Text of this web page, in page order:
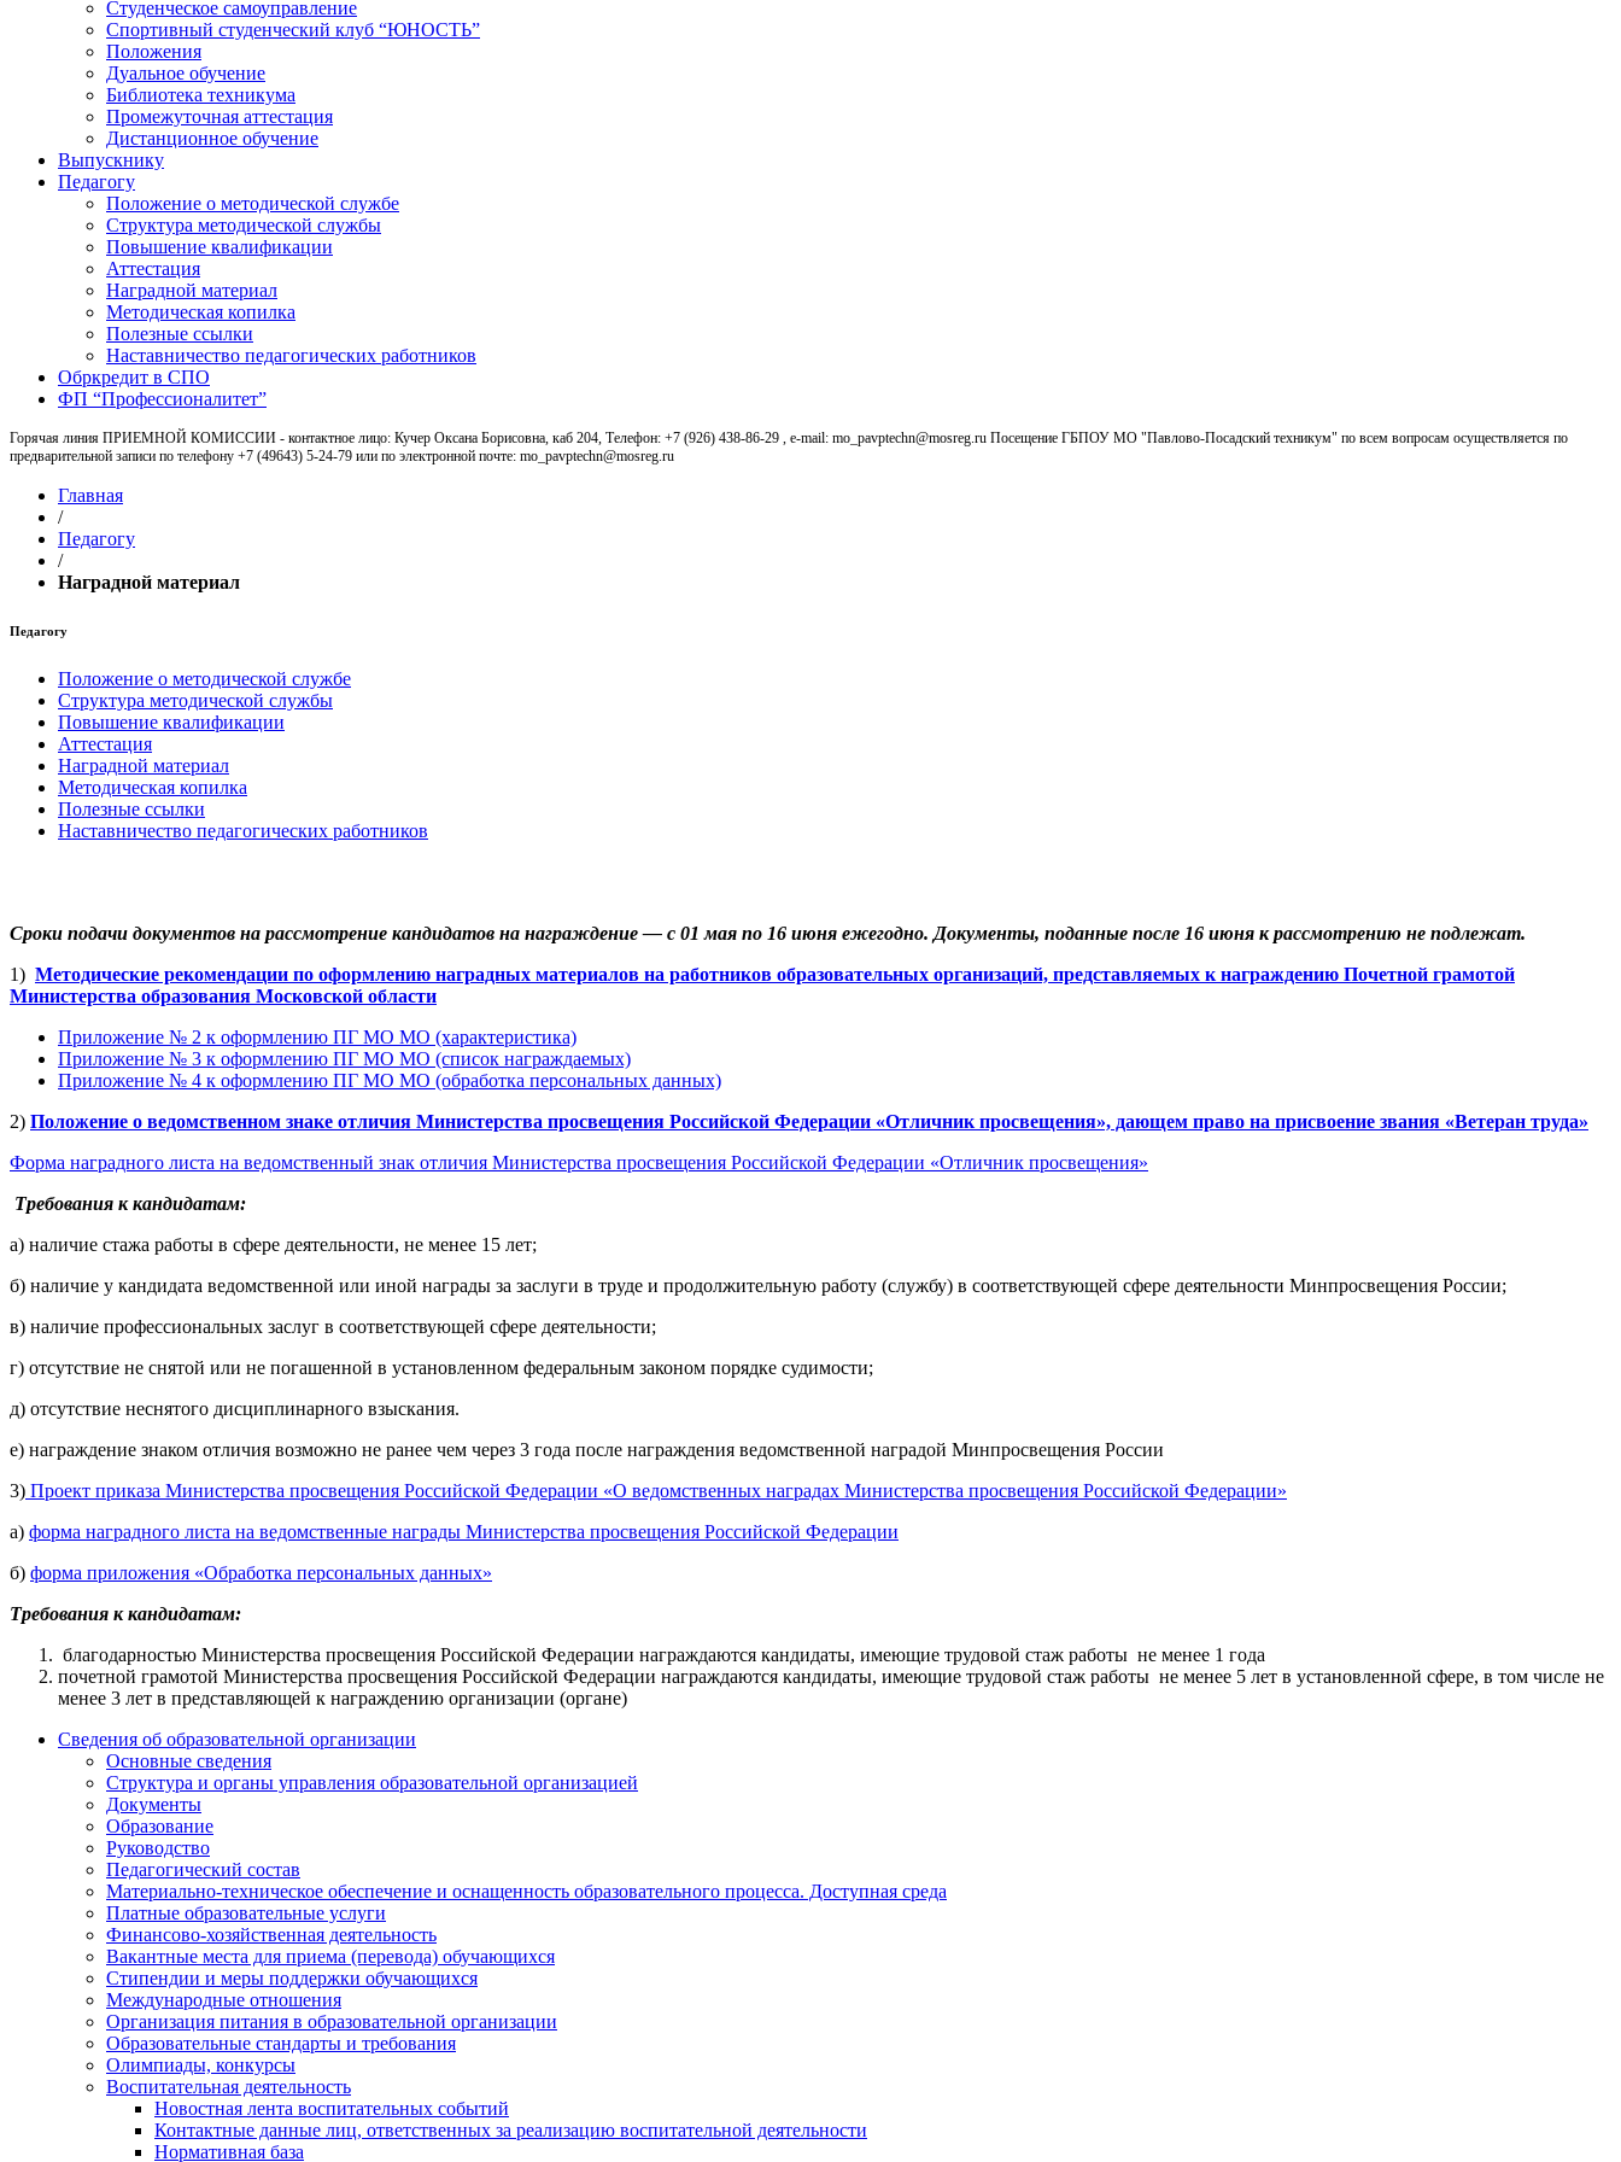
Студенческое самоуправление
Спортивный студенческий клуб “ЮНОСТЬ”
Положения
Дуальное обучение
Библиотека техникума
Промежуточная аттестация
Дистанционное обучение
Выпускнику
Педагогу
Положение о методической службе
Структура методической службы
Повышение квалификации
Аттестация
Наградной материал
Методическая копилка
Полезные ссылки
Наставничество педагогических работников
Обркредит в СПО
ФП “Профессионалитет”
Горячая линия ПРИЕМНОЙ КОМИССИИ - контактное лицо: Кучер Оксана Борисовна, каб 204, Телефон: +7 (926) 438-86-29 , e-mail: mo_pavptechn@mosreg.ru Посещение ГБПОУ МО "Павлово-Посадский техникум" по всем вопросам осуществляется по
предварительной записи по телефону +7 (49643) 5-24-79 или по электронной почте: mo_pavptechn@mosreg.ru
Главная
/
Педагогу
/
Наградной материал
Педагогу
Положение о методической службе
Структура методической службы
Повышение квалификации
Аттестация
Наградной материал
Методическая копилка
Полезные ссылки
Наставничество педагогических работников
Сроки подачи документов на рассмотрение кандидатов на награждение — с 01 мая по 16 июня ежегодно. Документы, поданные после 16 июня к рассмотрению не подлежат.
1) Методические рекомендации по оформлению наградных материалов на работников образовательных организаций, представляемых к награждению Почетной грамотой
Министерства образования Московской области
Приложение № 2 к оформлению ПГ МО МО (характеристика)
Приложение № 3 к оформлению ПГ МО МО (список награждаемых)
Приложение № 4 к оформлению ПГ МО МО (обработка персональных данных)
2) Положение о ведомственном знаке отличия Министерства просвещения Российской Федерации «Отличник просвещения», дающем право на присвоение звания «Ветеран труда»
Форма наградного листа на ведомственный знак отличия Министерства просвещения Российской Федерации «Отличник просвещения»
Требования к кандидатам:
а) наличие стажа работы в сфере деятельности, не менее 15 лет;
б) наличие у кандидата ведомственной или иной награды за заслуги в труде и продолжительную работу (службу) в соответствующей сфере деятельности Минпросвещения России;
в) наличие профессиональных заслуг в соответствующей сфере деятельности;
г) отсутствие не снятой или не погашенной в установленном федеральным законом порядке судимости;
д) отсутствие неснятого дисциплинарного взыскания.
е) награждение знаком отличия возможно не ранее чем через 3 года после награждения ведомственной наградой Минпросвещения России
3) Проект приказа Министерства просвещения Российской Федерации «О ведомственных наградах Министерства просвещения Российской Федерации»
а) форма наградного листа на ведомственные награды Министерства просвещения Российской Федерации
б) форма приложения «Обработка персональных данных»
Требования к кандидатам:
благодарностью Министерства просвещения Российской Федерации награждаются кандидаты, имеющие трудовой стаж работы не менее 1 года
почетной грамотой Министерства просвещения Российской Федерации награждаются кандидаты, имеющие трудовой стаж работы не менее 5 лет в установленной сфере, в том числе не
менее 3 лет в представляющей к награждению организации (органе)
Сведения об образовательной организации
Основные сведения
Структура и органы управления образовательной организацией
Документы
Образование
Руководство
Педагогический состав
Материально-техническое обеспечение и оснащенность образовательного процесса. Доступная среда
Платные образовательные услуги
Финансово-хозяйственная деятельность
Вакантные места для приема (перевода) обучающихся
Стипендии и меры поддержки обучающихся
Международные отношения
Организация питания в образовательной организации
Образовательные стандарты и требования
Олимпиады, конкурсы
Воспитательная деятельность
Новостная лента воспитательных событий
Контактные данные лиц, ответственных за реализацию воспитательной деятельности
Нормативная база